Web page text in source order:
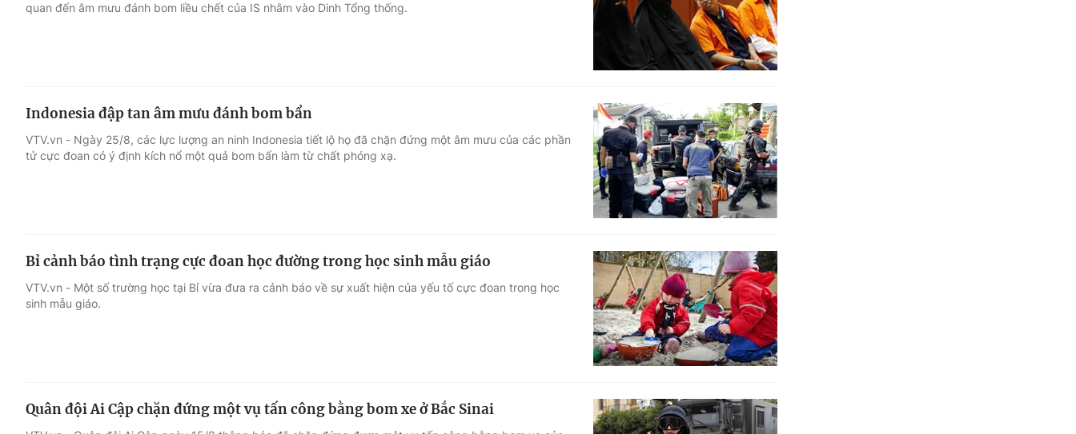
quan đến âm mưu đánh bom liều chết của IS nhằm vào Dinh Tổng thống.
Indonesia đập tan âm mưu đánh bom bẩn
VTV.vn - Ngày 25/8, các lực lượng an ninh Indonesia tiết lộ họ đã chặn đứng một âm mưu của các phần
tử cực đoan có ý định kích nổ một quả bom bẩn làm từ chất phóng xạ.
Bỉ cảnh báo tình trạng cực đoan học đường trong học sinh mẫu giáo
VTV.vn - Một số trường học tại Bỉ vừa đưa ra cảnh báo về sự xuất hiện của yếu tố cực đoan trong học
sinh mẫu giáo.
Quân đội Ai Cập chặn đứng một vụ tấn công bằng bom xe ở Bắc Sinai